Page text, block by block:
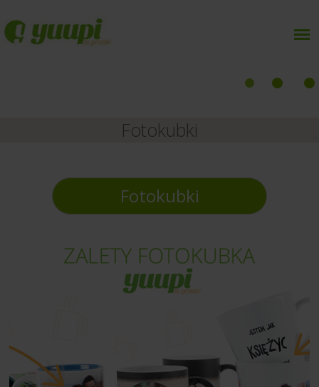
Fotokubki
Fotokubki